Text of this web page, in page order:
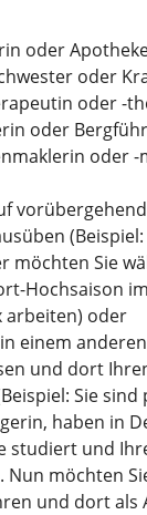
oder
oder
oder -
oder
oder -
möchten Sie
Hochsaison
arbeiten) oder
einem
und dort
Sie sind
haben in
studiert und
Nun möchten
und dort als